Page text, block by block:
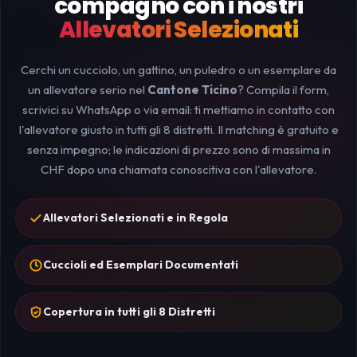
Allevatori Selezionati
Cerchi un cucciolo, un gattino, un puledro o un esemplare da
un allevatore serio nel Cantone Ticino? Compila il form,
scrivici su WhatsApp o via email: ti mettiamo in contatto con
l'allevatore giusto in tutti gli 8 distretti. Il matching è gratuito e
senza impegno; le indicazioni di prezzo sono di massima in
CHF dopo una chiamata conoscitiva con l'allevatore.
Allevatori Selezionati e in Regola
Cuccioli ed Esemplari Documentati
Copertura in tutti gli 8 Distretti